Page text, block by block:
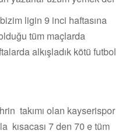
ligin 9 inci haftasına
tüm maçlarda
alkışladık kötü futbol
takımı olan kayserispor
kısacası 7 den 70 e tüm